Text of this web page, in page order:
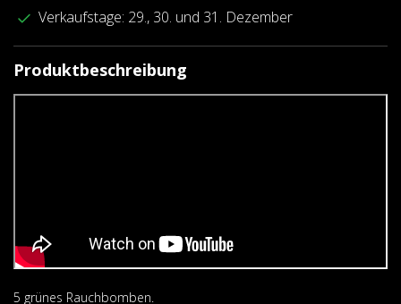
Verkaufstage: 29., 30. und 31. Dezember
Produktbeschreibung
5 grünes Rauchbomben.